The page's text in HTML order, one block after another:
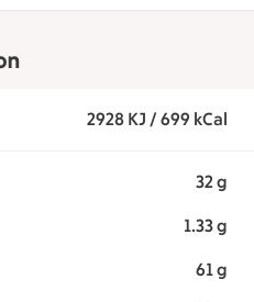
2928 KJ / 699 kCal
32 g
1.33 g
61 g